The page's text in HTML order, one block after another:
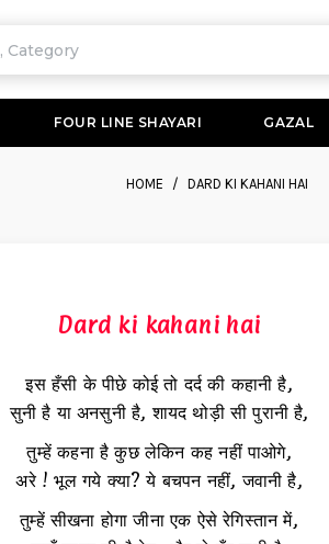
FOUR LINE SHAYARI GAZAL
HOME DARD KI KAHANI HAI
Dard ki kahani hai
इस हँसी के पीछे कोई तो दर्द की कहानी है,
सुनी है या अनसुनी है, शायद थोड़ी सी पुरानी है,
तुम्हें कहना है कुछ लेकिन कह नहीं पाओगे,
अरे ! भूल गये क्या? ये बचपन नहीं, जवानी है,
तुम्हें सीखना होगा जीना एक ऐसे रेगिस्तान में,